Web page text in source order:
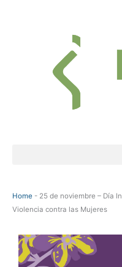
Home - 25 de noviembre – Día
Violencia contra las Mujeres